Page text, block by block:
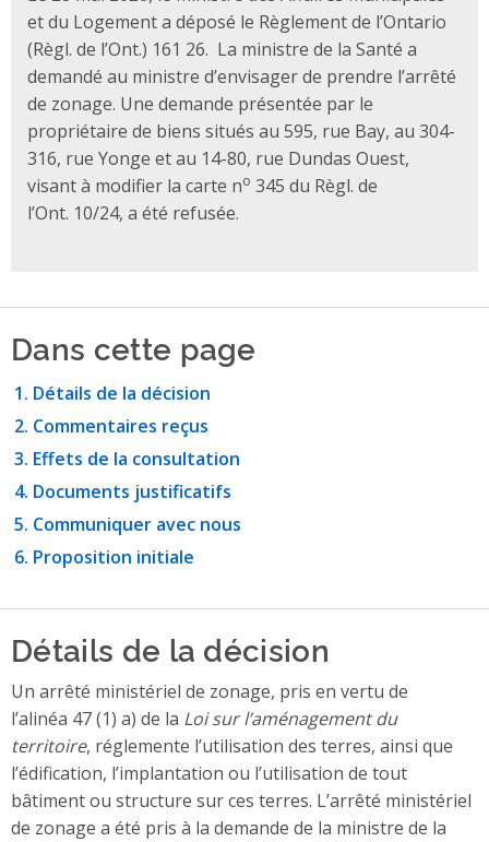
et du Logement a déposé le Règlement de l’Ontario
(Règl. de l’Ont.) 161 26. La ministre de la Santé a
demandé au ministre d’envisager de prendre l’arrêté
de zonage. Une demande présentée par le
propriétaire de biens situés au 595, rue Bay, au 304-
316, rue Yonge et au 14-80, rue Dundas Ouest,
visant à modifier la carte no 345 du Règl. de
l’Ont. 10/24, a été refusée.
Dans cette page
Détails de la décision
Commentaires reçus
Effets de la consultation
Documents justificatifs
Communiquer avec nous
Proposition initiale
Détails de la décision
Un arrêté ministériel de zonage, pris en vertu de
l’alinéa 47 (1) a) de la Loi sur l’aménagement du
territoire, réglemente l’utilisation des terres, ainsi que
l’édification, l’implantation ou l’utilisation de tout
bâtiment ou structure sur ces terres. L’arrêté ministériel
de zonage a été pris à la demande de la ministre de la